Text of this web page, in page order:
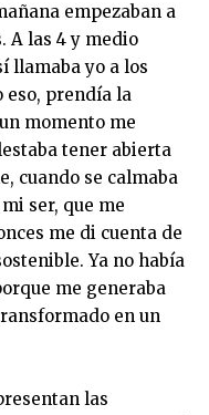
empezaban a
A las 4 y medio
llamaba yo a los
eso, prendía la
momento me
tener abierta
cuando se calmaba
ser, que me
me di cuenta de
Ya no había
me generaba
en un
las